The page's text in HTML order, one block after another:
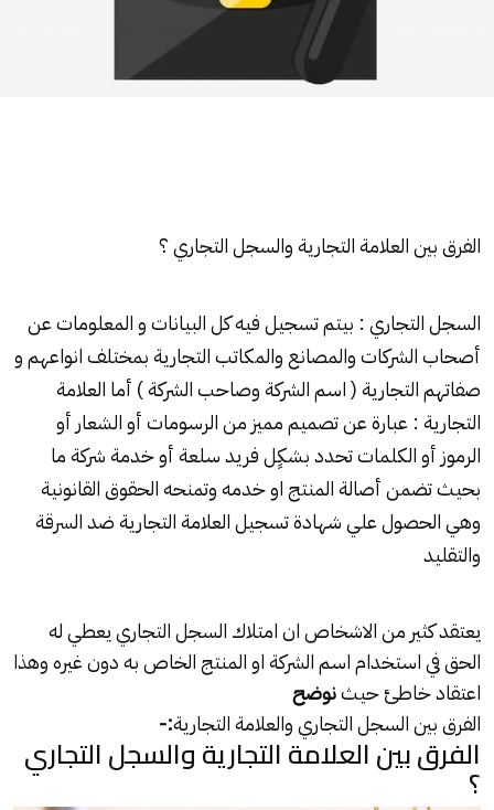
الفرق بين العلامة التجارية والسجل التجاري ؟
السجل التجاري : بيتم تسجيل فيه كل البيانات و المعلومات عن
أصحاب الشركات والمصانع والمكاتب التجارية بمختلف انواعهم و
صفاتهم التجارية ( اسم الشركة وصاحب الشركة ) أما العلامة
التجارية : عبارة عن تصميم مميز من الرسومات أو الشعار أو
الرموز أو الكلمات تحدد بشكٍل فريد سلعة أو خدمة شركة ما
بحيث تضمن أصالة المنتج او خدمه وتمنحه الحقوق القانونية
وهي الحصول علي شهادة تسجيل العلامة التجارية ضد السرقة
والتقليد
يعتقد كثير من الاشخاص ان امتلاك السجل التجارييعطي له
الحق في استخدام اسم الشركة او المنتج الخاص به دون غيره وهذا
اعتقاد خاطئ حيثنوضح
الفرق بين السجل التجاري والعلامة التجارية:-
الفرق بين العلامة التجارية والسجل التجاري
؟